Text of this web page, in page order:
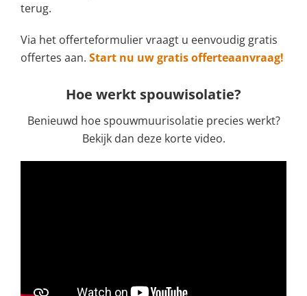
terug.
Via het offerteformulier vraagt u eenvoudig gratis
offertes aan. Start nu uw gratis offerteaanvraag!
Hoe werkt spouwisolatie?
Benieuwd hoe spouwmuurisolatie precies werkt?
Bekijk dan deze korte video.